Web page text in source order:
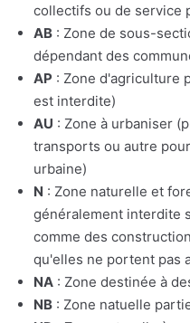
collectifs ou de service
AB : Zone de sous-
dépendant des
AP : Zone d'agriculture
est interdite)
AU : Zone à urbaniser
transports ou autre
urbaine)
N : Zone naturelle et
généralement interdite
comme des
qu'elles ne portent pas
NA : Zone destinée à
NB : Zone natuelle